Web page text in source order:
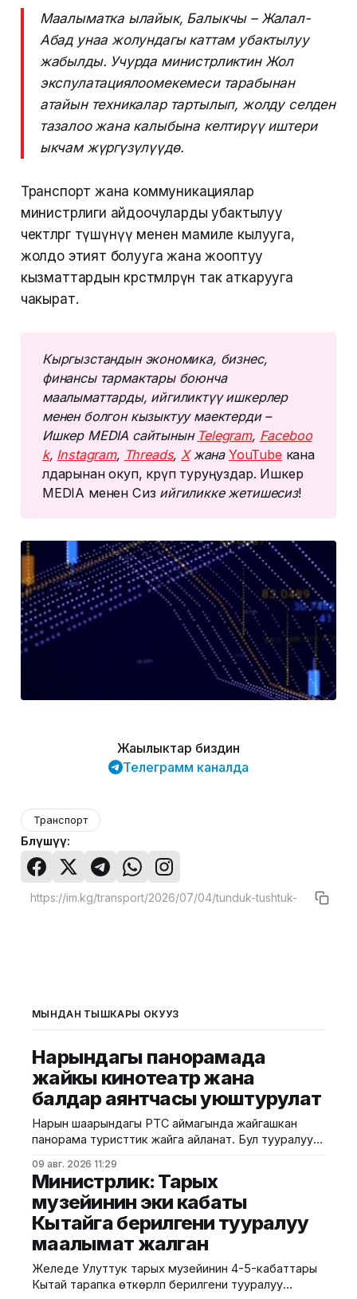
Маалыматка ылайык, Балыкчы – Жалал-
Абад унаа жолундагы каттам убактылуу
жабылды. Учурда министрликтин Жол
экспулатациялоомекемеси тарабынан
атайын техникалар тартылып, жолду селден
тазалоо жана калыбына келтирүү иштери
ыкчам жүргүзүлүүдө.
Транспорт жана коммуникациялар
министрлиги айдоочуларды убактылуу
чектөөлөргө түшүнүү менен мамиле кылууга,
жолдо этият болууга жана жооптуу
кызматтардын көрсөтмөлөрүн так аткарууга
чакырат.
Кыргызстандын экономика, бизнес,
финансы тармактары боюнча
маалыматтарды, ийгиликтүү ишкерлер
менен болгон кызыктуу маектерди –
Ишкер MEDIA сайтынын Telegram, Faceboo
k, Instagram, Threads, Х жана YouTube кана
лдарынан окуп, көрүп туруңуздар. Ишкер
MEDIA менен Сиз ийгиликке жетишесиз!
Жаңылыктар биздин
Телеграмм каналда
Транспорт
Бөлүшүү:
МЫНДАН ТЫШКАРЫ ОКУҢУЗ
Нарындагы панорамада
жайкы кинотеатр жана
балдар аянтчасы уюштурулат
Нарын шаарындагы РТС аймагында жайгашкан
панорама туристтик жайга айланат. Бул тууралуу
ылайык, Нарындын мэри Жылдызбек Беккелдиев
"Сапат курулуш" ЖЧКсынын жетекчиси Валихан
Жолбулаков менен жолугушуп, алдыдагы иштерди
талкуулады. Долбоор сынак шартында жеке
ишкерге пайдаланууга берилип, аймакта жайкы
кинотеатр, сүрөт бурчу, балдар үчүн оюн аянтчасы
жана
09 авг. 2026 11:29
Министрлик: Тарых
музейинин эки кабаты
Кытайга берилгени тууралуу
маалымат жалган
Желеде Улуттук тарых музейинин 4-5-кабаттары
Кытай тарапка өткөрүлүп берилгени тууралуу